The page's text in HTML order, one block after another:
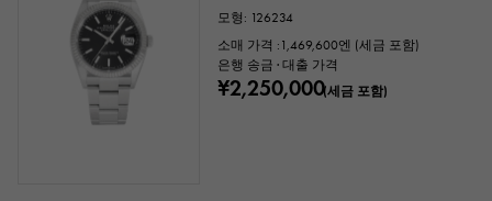
모형: 126234
소매 가격 : 1,469,600엔 (세금 포함)
은행 송금 · 대출 가격
¥2,250,000(세금 포함)